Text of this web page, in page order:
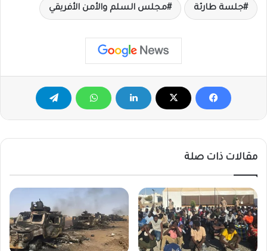
جلسة طارئة مجلس السلم والأمن الأفريقي
مقالات ذات صلة